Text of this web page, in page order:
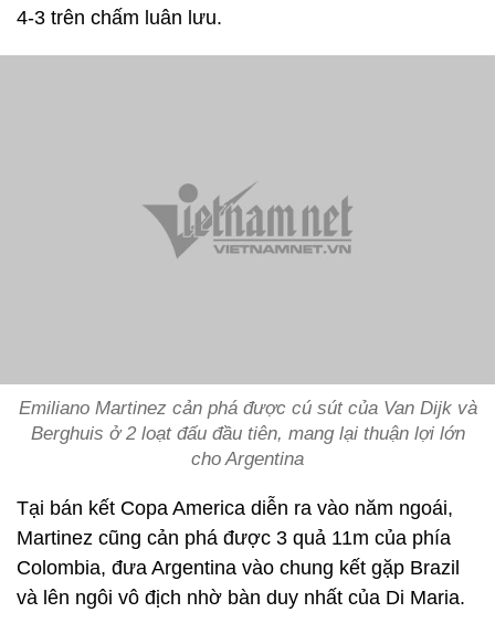
4-3 trên chấm luân lưu.
Emiliano Martinez cản phá được cú sút của Van Dijk và
Berghuis ở 2 loạt đấu đầu tiên, mang lại thuận lợi lớn
cho Argentina
Tại bán kết Copa America diễn ra vào năm ngoái,
Martinez cũng cản phá được 3 quả 11m của phía
Colombia, đưa Argentina vào chung kết gặp Brazil
và lên ngôi vô địch nhờ bàn duy nhất của Di Maria.